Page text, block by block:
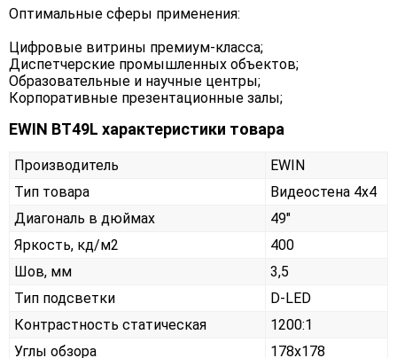
Оптимальные сферы применения:
Цифровые витрины премиум-класса;
Диспетчерские промышленных объектов;
Образовательные и научные центры;
Корпоративные презентационные залы;
EWIN BT49L характеристики товара
Производитель
EWIN
Тип товара
Видеостена 4х4
Диагональ в дюймах
49"
Яркость, кд/м2
400
Шов, мм
3,5
Тип подсветки
D-LED
Контрастность статическая
1200:1
Углы обзора
178x178